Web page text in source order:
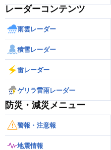
レーダーコンテンツ
雨雲レーダー
積雪レーダー
雷レーダー
ゲリラ雷雨レーダー
防災・減災メニュー
警報・注意報
地震情報